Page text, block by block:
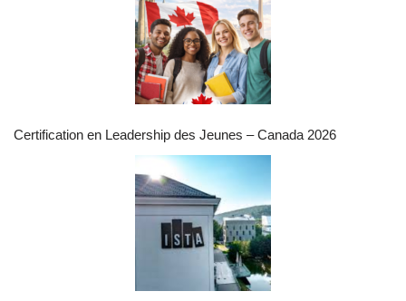
Certification en Leadership des Jeunes – Canada 2026